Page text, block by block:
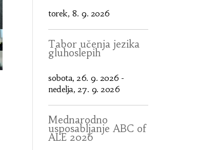
torek, 8. 9. 2026
Tabor učenja jezika
gluhoslepih
sobota, 26. 9. 2026 -
nedelja, 27. 9. 2026
Mednarodno
usposabljanje ABC of
ALE 2026